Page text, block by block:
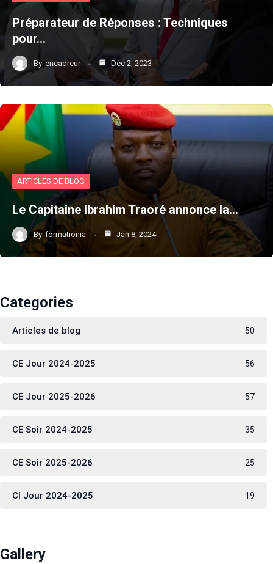
Préparateur de Réponses : Techniques
pour…
By encadreur Déc 2, 2023
ARTICLES DE BLOG
Le Capitaine Ibrahim Traoré annonce la…
By formationia Jan 8, 2024
Categories
Articles de blog 50
CE Jour 2024-2025 56
CE Jour 2025-2026 57
CE Soir 2024-2025 35
CE Soir 2025-2026 25
CI Jour 2024-2025 19
Gallery